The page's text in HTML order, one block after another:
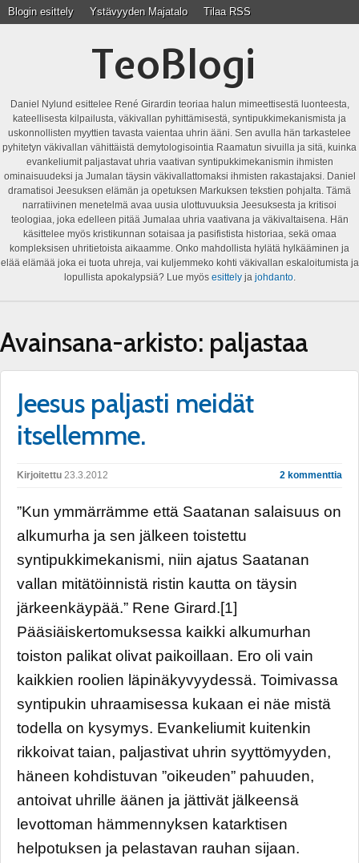
Blogin esittely Ystävyyden Majatalo Tilaa RSS
TeoBlogi
Daniel Nylund esittelee René Girardin teoriaa halun mimeettisestä luonteesta,
kateellisesta kilpailusta, väkivallan pyhittämisestä, syntipukkimekanismista ja
uskonnollisten myyttien tavasta vaientaa uhrin ääni. Sen avulla hän tarkastelee
pyhitetyn väkivallan vähittäistä demytologisointia Raamatun sivuilla ja sitä, kuinka
evankeliumit paljastavat uhria vaativan syntipukkimekanismin ihmisten
ominaisuudeksi ja Jumalan täysin väkivallattomaksi ihmisten rakastajaksi. Daniel
dramatisoi Jeesuksen elämän ja opetuksen Markuksen tekstien pohjalta. Tämä
narratiivinen menetelmä avaa uusia ulottuvuuksia Jeesuksesta ja kritisoi
teologiaa, joka edelleen pitää Jumalaa uhria vaativana ja väkivaltaisena. Hän
käsittelee myös kristikunnan sotaisaa ja pasifistista historiaa, sekä omaa
kompleksisen uhritietoista aikaamme. Onko mahdollista hylätä hylkääminen ja
elää elämää joka ei tuota uhreja, vai kuljemmeko kohti väkivallan eskaloitumista ja
lopullista apokalypsiä? Lue myös esittelyja johdanto.
Avainsana-arkisto: paljastaa
Jeesus paljasti meidät
itsellemme.
Kirjoitettu 23.3.2012 2 kommenttia
”Kun ymmärrämme että Saatanan salaisuus on
alkumurha ja sen jälkeen toistettu
syntipukkimekanismi, niin ajatus Saatanan
vallan mitätöinnistä ristin kautta on täysin
järkeenkäypää.” Rene Girard.[1]
Pääsiäiskertomuksessa kaikki alkumurhan
toiston palikat olivat paikoillaan. Ero oli vain
kaikkien roolien läpinäkyvyydessä. Toimivassa
syntipukin uhraamisessa kukaan ei näe mistä
todella on kysymys. Evankeliumit kuitenkin
rikkoivat taian, paljastivat uhrin syyttömyyden,
häneen kohdistuvan ”oikeuden” pahuuden,
antoivat uhrille äänen ja jättivät jälkeensä
levottoman hämmennyksen katarktisen
helpotuksen ja pelastavan rauhan sijaan.